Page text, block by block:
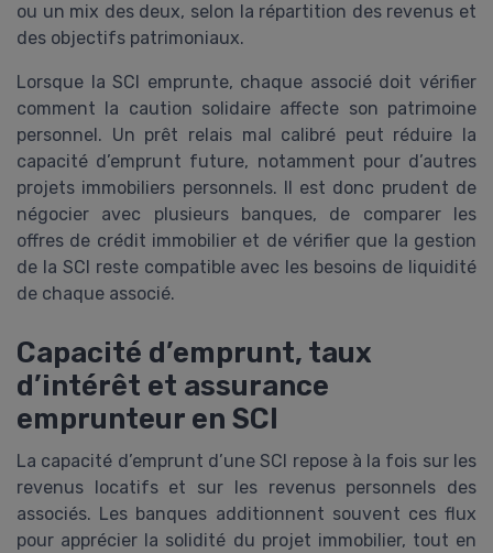
ou un mix des deux, selon la répartition des revenus et
des objectifs patrimoniaux.
Lorsque la SCI emprunte, chaque associé doit vérifier
comment la caution solidaire affecte son patrimoine
personnel. Un prêt relais mal calibré peut réduire la
capacité d’emprunt future, notamment pour d’autres
projets immobiliers personnels. Il est donc prudent de
négocier avec plusieurs banques, de comparer les
offres de crédit immobilier et de vérifier que la gestion
de la SCI reste compatible avec les besoins de liquidité
de chaque associé.
Capacité d’emprunt, taux
d’intérêt et assurance
emprunteur en SCI
La capacité d’emprunt d’une SCI repose à la fois sur les
revenus locatifs et sur les revenus personnels des
associés. Les banques additionnent souvent ces flux
pour apprécier la solidité du projet immobilier, tout en